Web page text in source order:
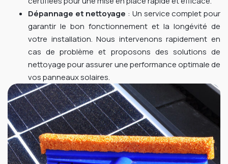
Dépannage et nettoyage : Un service complet pour
garantir le bon fonctionnement et la longévité de
votre installation. Nous intervenons rapidement en
cas de problème et proposons des solutions de
nettoyage pour assurer une performance optimale de
vos panneaux solaires.